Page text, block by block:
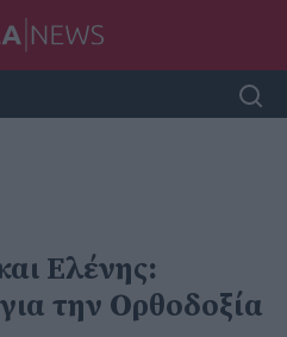
Ελένης:
την Ορθοδοξία